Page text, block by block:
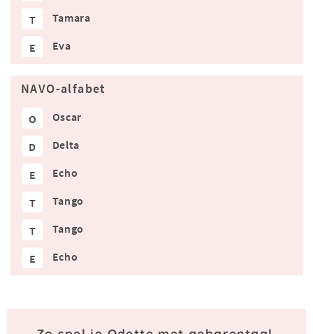
T Tamara
E Eva
NAVO-alfabet
O Oscar
D Delta
E Echo
T Tango
T Tango
E Echo